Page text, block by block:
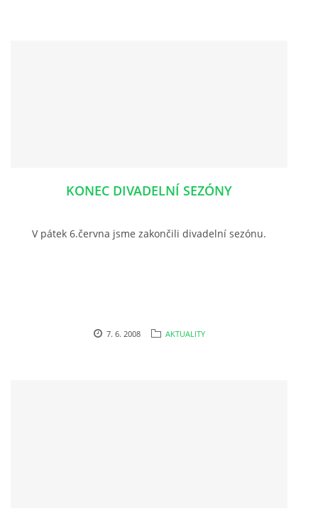
KONEC DIVADELNÍ SEZÓNY
V pátek 6.června jsme zakončili divadelní sezónu.
7. 6. 2008 AKTUALITY